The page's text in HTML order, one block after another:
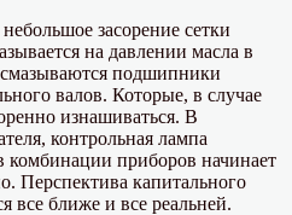
засорение сетки
на давлении масла в
подшипники
валов. Которые, в случае
изнашиваться. В
контрольная лампа
комбинации приборов начинает
Перспектива капитального
все ближе и все реальней.